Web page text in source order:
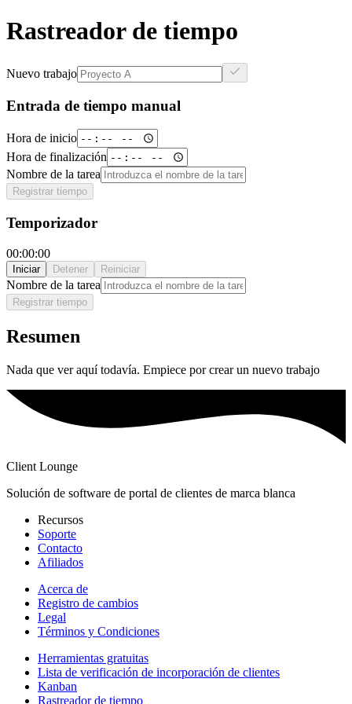
Rastreador de tiempo
Nuevo trabajo
Entrada de tiempo manual
Hora de inicio
Hora de finalización
Nombre de la tarea
Registrar tiempo
Temporizador
00:00:00
Iniciar Detener Reiniciar
Nombre de la tarea
Registrar tiempo
Resumen
Nada que ver aquí todavía. Empiece por crear un nuevo trabajo
Client Lounge
Solución de software de portal de clientes de marca blanca
Recursos
Soporte
Contacto
Afiliados
Acerca de
Registro de cambios
Legal
Términos y Condiciones
Herramientas gratuitas
Lista de verificación de incorporación de clientes
Kanban
Rastreador de tiempo